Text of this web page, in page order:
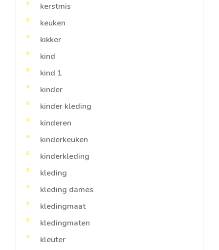
kerstmis
keuken
kikker
kind
kind 1
kinder
kinder kleding
kinderen
kinderkeuken
kinderkleding
kleding
kleding dames
kledingmaat
kledingmaten
kleuter